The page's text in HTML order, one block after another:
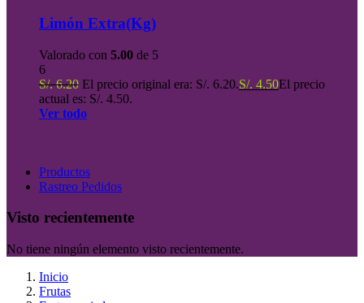
Limón Extra(Kg)
Valorado con 5.00 de 5
6
S/.6.20 El precio original era: S/. 6.20.S/. 4.50El precio
actual es: S/. 4.50.
Ver todo
Productos
Rastreo Pedidos
Visto recientemente
No tiene ningún elemento visto recientemente.
Inicio
Frutas